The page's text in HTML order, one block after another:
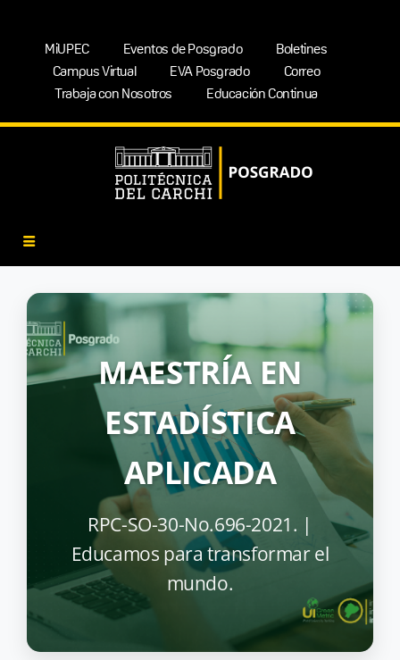
MiUPEC Eventos de Posgrado
Boletines
Campus Virtual
EVA Posgrado
Correo
Trabaja con Nosotros
Educación Continua
MAESTRÍA EN
ESTADÍSTICA
APLICADA
RPC-SO-30-No.696-2021. |
Educamos para transformar el
mundo.